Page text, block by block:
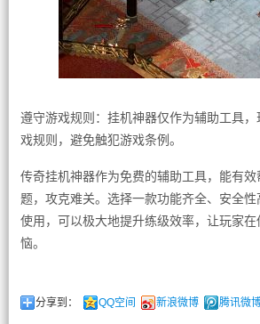
遵守游戏规则：挂机神器仅作为辅助工具
戏规则，避免触犯游戏条例。
传奇挂机神器作为免费的辅助工具，能有
题，攻克难关。选择一款功能齐全、安全
使用，可以极大地提升练级效率，让玩家
恼。
分享到： QQ空间 新浪微博 腾讯微